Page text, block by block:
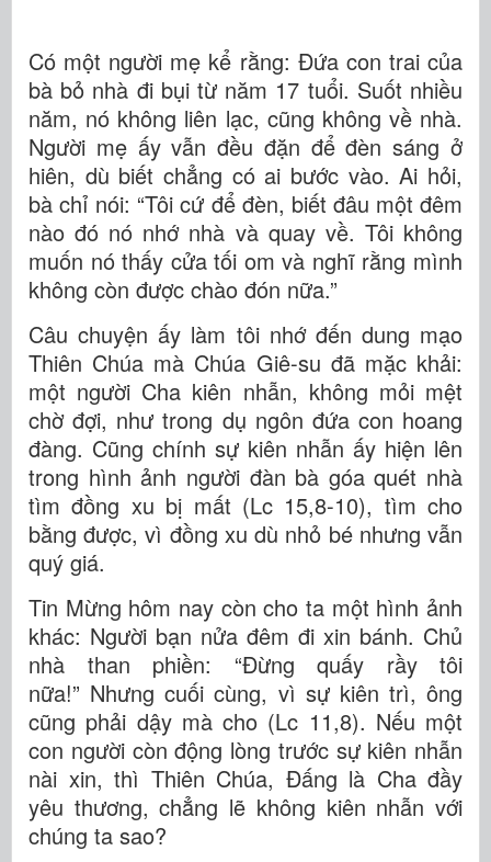
Có một người mẹ kể rằng: Đứa con trai của
bà bỏ nhà đi bụi từ năm 17 tuổi. Suốt nhiều
năm, nó không liên lạc, cũng không về nhà.
Người mẹ ấy vẫn đều đặn để đèn sáng ở
hiên, dù biết chẳng có ai bước vào. Ai hỏi,
bà chỉ nói: “Tôi cứ để đèn, biết đâu một đêm
nào đó nó nhớ nhà và quay về. Tôi không
muốn nó thấy cửa tối om và nghĩ rằng mình
không còn được chào đón nữa.”
Câu chuyện ấy làm tôi nhớ đến dung mạo
Thiên Chúa mà Chúa Giê-su đã mặc khải:
một người Cha kiên nhẫn, không mỏi mệt
chờ đợi, như trong dụ ngôn đứa con hoang
đàng. Cũng chính sự kiên nhẫn ấy hiện lên
trong hình ảnh người đàn bà góa quét nhà
tìm đồng xu bị mất (Lc 15,8-10), tìm cho
bằng được, vì đồng xu dù nhỏ bé nhưng vẫn
quý giá.
Tin Mừng hôm nay còn cho ta một hình ảnh
khác: Người bạn nửa đêm đi xin bánh. Chủ
nhà than phiền: “Đừng quấy rầy tôi
nữa!” Nhưng cuối cùng, vì sự kiên trì, ông
cũng phải dậy mà cho (Lc 11,8). Nếu một
con người còn động lòng trước sự kiên nhẫn
nài xin, thì Thiên Chúa, Đấng là Cha đầy
yêu thương, chẳng lẽ không kiên nhẫn với
chúng ta sao?